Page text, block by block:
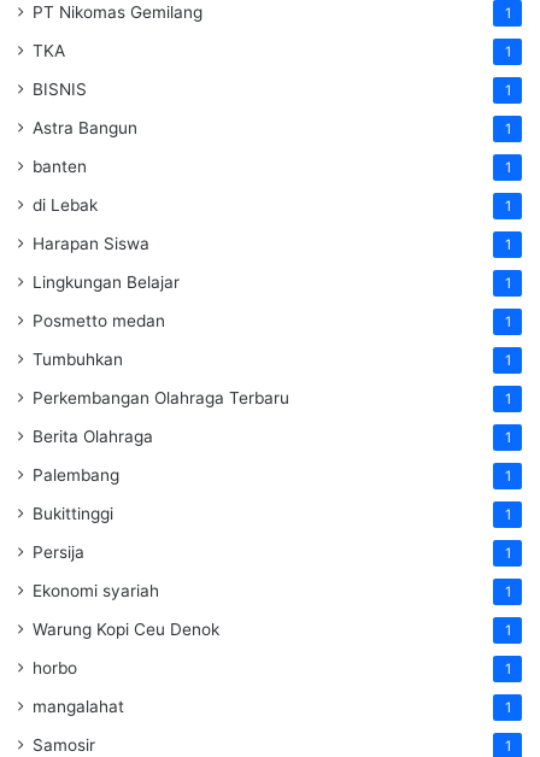
PT Nikomas Gemilang 1
TKA 1
BISNIS 1
Astra Bangun 1
banten 1
di Lebak 1
Harapan Siswa 1
Lingkungan Belajar 1
Posmetto medan 1
Tumbuhkan 1
Perkembangan Olahraga Terbaru 1
Berita Olahraga 1
Palembang 1
Bukittinggi 1
Persija 1
Ekonomi syariah 1
Warung Kopi Ceu Denok 1
horbo 1
mangalahat 1
Samosir 1